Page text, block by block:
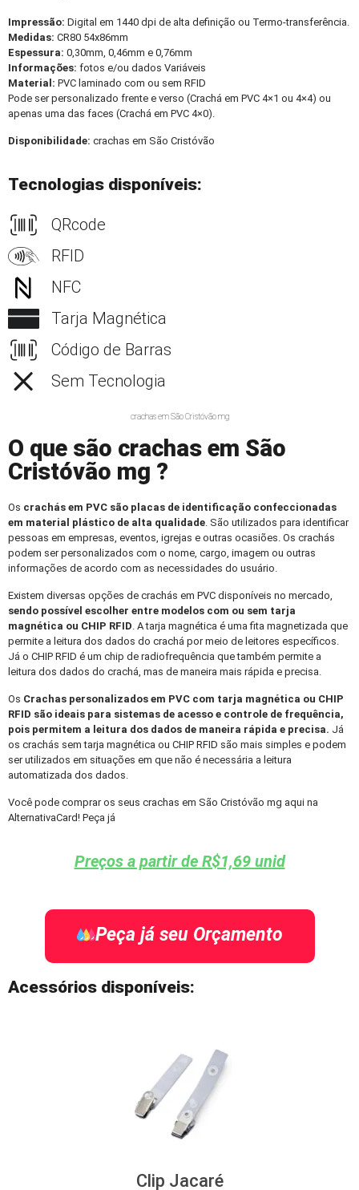
Impressão: Digital em 1440 dpi de alta definição ou Termo-transferência.
Medidas: CR80 54x86mm
Espessura: 0,30mm, 0,46mm e 0,76mm
Informações: fotos e/ou dados Variáveis
Material: PVC laminado com ou sem RFID
Pode ser personalizado frente e verso (Crachá em PVC 4×1 ou 4×4) ou
apenas uma das faces (Crachá em PVC 4×0).
Disponibilidade: crachas em São Cristóvão
Tecnologias disponíveis:
QRcode
RFID
NFC
Tarja Magnética
Código de Barras
Sem Tecnologia
crachas em São Cristóvão mg
O que são crachas em São
Cristóvão mg ?
Os crachás em PVC são placas de identificação confeccionadas
em material plástico de alta qualidade. São utilizados para identificar
pessoas em empresas, eventos, igrejas e outras ocasiões. Os crachás
podem ser personalizados com o nome, cargo, imagem ou outras
informações de acordo com as necessidades do usuário.
Existem diversas opções de crachás em PVC disponíveis no mercado,
sendo possível escolher entre modelos com ou sem tarja
magnética ou CHIP RFID. A tarja magnética é uma fita magnetizada que
permite a leitura dos dados do crachá por meio de leitores específicos.
Já o CHIP RFID é um chip de radiofrequência que também permite a
leitura dos dados do crachá, mas de maneira mais rápida e precisa.
Os Crachas personalizados em PVC com tarja magnética ou CHIP
RFID são ideais para sistemas de acesso e controle de frequência,
pois permitem a leitura dos dados de maneira rápida e precisa. Já
os crachás sem tarja magnética ou CHIP RFID são mais simples e podem
ser utilizados em situações em que não é necessária a leitura
automatizada dos dados.
Você pode comprar os seus crachas em São Cristóvão mg aqui na
AlternativaCard! Peça já
Preços a partir de R$1,69 unid
Peça já seu Orçamento
Acessórios disponíveis:
Clip Jacaré